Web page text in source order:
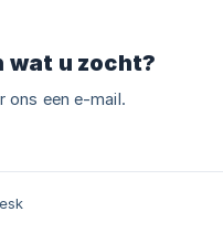
wat u zocht?
ons een e-mail.